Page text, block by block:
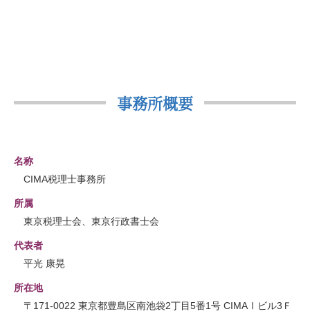
事務所概要
名称
CIMA税理士事務所
所属
東京税理士会、東京行政書士会
代表者
平光 康晃
所在地
〒171-0022 東京都豊島区南池袋2丁目5番1号 CIMAⅠビル3Ｆ